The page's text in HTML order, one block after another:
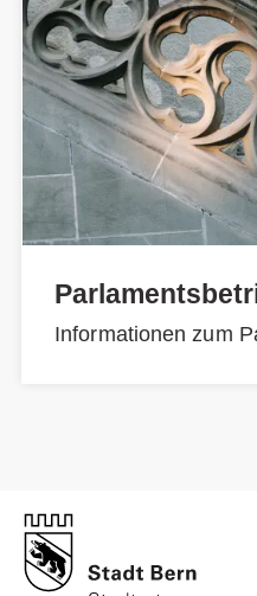
Informationen zum